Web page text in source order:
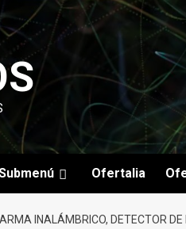
Ofertalia
INALÁMBRICO, DETECTOR